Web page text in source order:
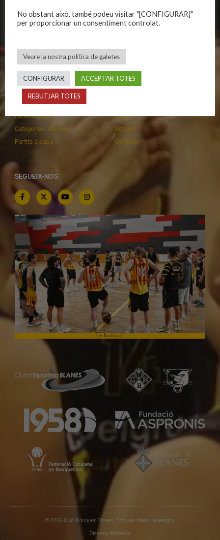
Privadesa a les xarxes
Patrocinadors
Primer Equip Masculí
Primer Equip Femení
Equips federats
C.E. El Vilar
Altres equips
Categories inferiors
Partits a casa
Actualitat
Inscripcions
Playoff
Intranet
Contacte
SEGUEIX-NOS
Un final rodó
© 2026 Club Bàsquet Blanes. Tots els drets reservats.
Disseny infoselva
No obstant això, també podeu visitar "[CONFIGURAR]"
per proporcionar un consentiment controlat.
Veure la nostra política de galetes
CONFIGURAR ACCEPTAR TOTES
REBUTJAR TOTES